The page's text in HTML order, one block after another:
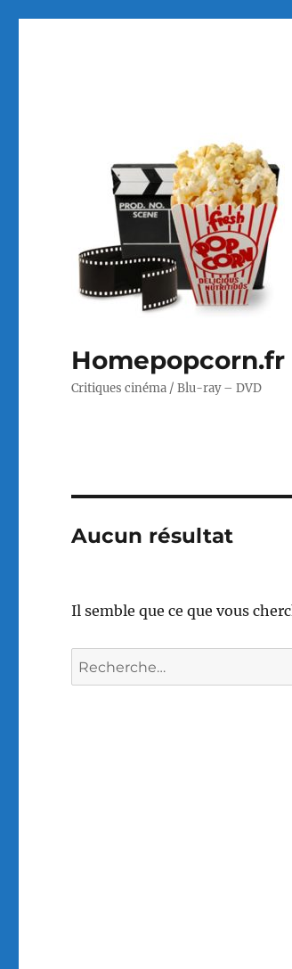
Homepopcorn.fr
Critiques cinéma / Blu-ray – DVD
Aucun résultat
Il semble que ce que vous
Recherche
pour :